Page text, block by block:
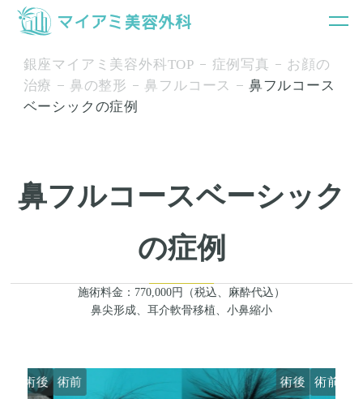
銀座マイアミ美容外科TOP 症例写真
お顔の
治療
鼻の整形 鼻フルコース
鼻フルコース
ベーシックの症例
鼻フルコースベーシック
の症例
施術料金：770,000円（税込、麻酔代込）
鼻尖形成、耳介軟骨移植、小鼻縮小
術後 術前 術後 術前